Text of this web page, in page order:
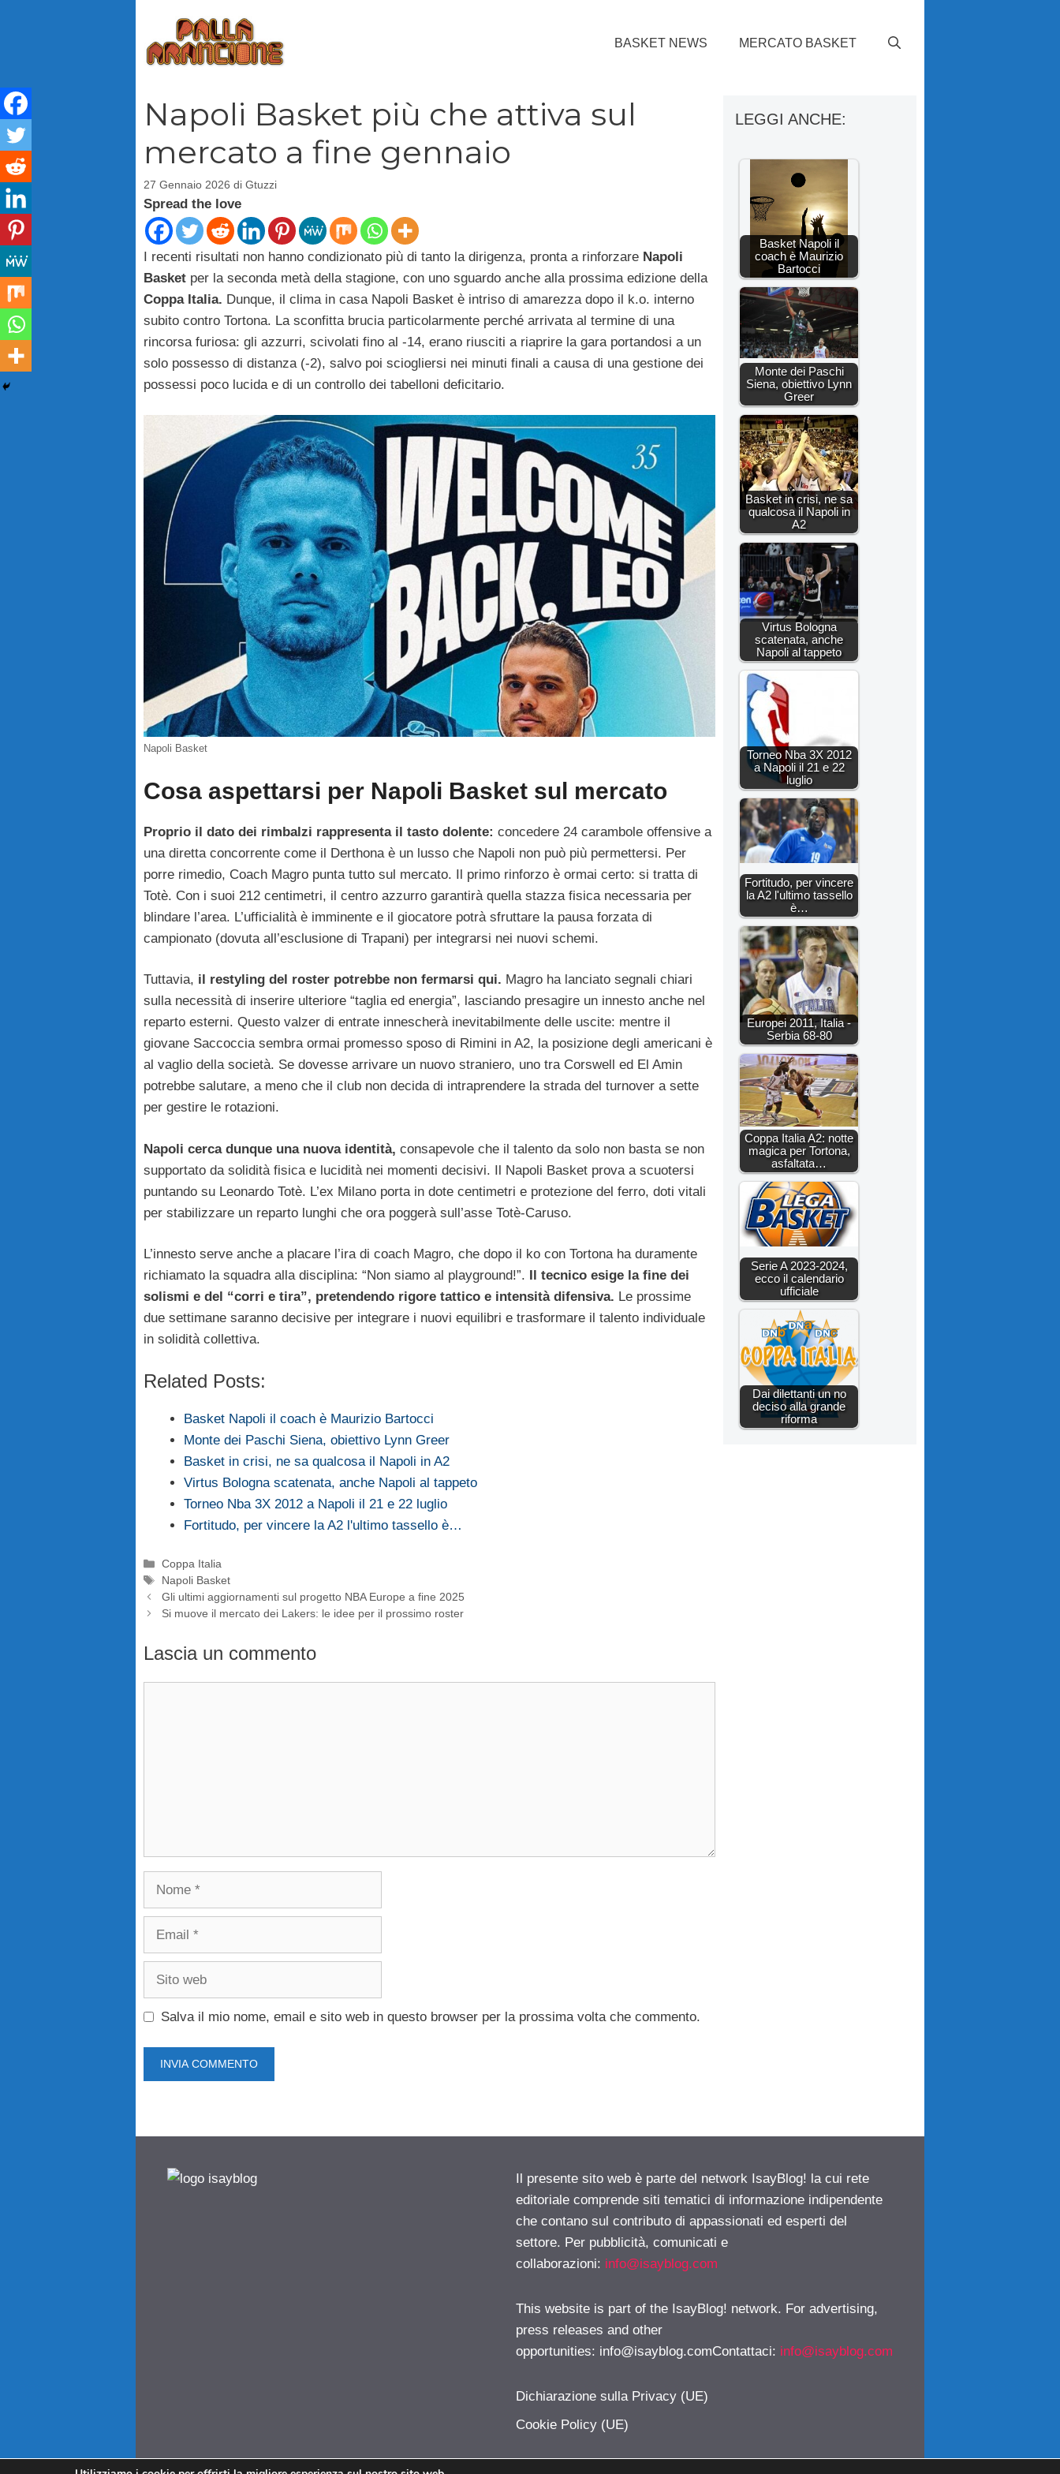
BASKET NEWS MERCATO BASKET
Napoli Basket più che attiva sul
mercato a fine gennaio
27 Gennaio 2026 di Gtuzzi
Spread the love
I recenti risultati non hanno condizionato più di tanto la dirigenza, pronta a rinforzare Napoli
Basket per la seconda metà della stagione, con uno sguardo anche alla prossima edizione della
Coppa Italia. Dunque, il clima in casa Napoli Basket è intriso di amarezza dopo il k.o. interno
subito contro Tortona. La sconfitta brucia particolarmente perché arrivata al termine di una
rincorsa furiosa: gli azzurri, scivolati fino al -14, erano riusciti a riaprire la gara portandosi a un
solo possesso di distanza (-2), salvo poi sciogliersi nei minuti finali a causa di una gestione dei
possessi poco lucida e di un controllo dei tabelloni deficitario.
Napoli Basket
Cosa aspettarsi per Napoli Basket sul mercato
Proprio il dato dei rimbalzi rappresenta il tasto dolente: concedere 24 carambole offensive a
una diretta concorrente come il Derthona è un lusso che Napoli non può più permettersi. Per
porre rimedio, Coach Magro punta tutto sul mercato. Il primo rinforzo è ormai certo: si tratta di
Totè. Con i suoi 212 centimetri, il centro azzurro garantirà quella stazza fisica necessaria per
blindare l’area. L’ufficialità è imminente e il giocatore potrà sfruttare la pausa forzata di
campionato (dovuta all’esclusione di Trapani) per integrarsi nei nuovi schemi.
Tuttavia, il restyling del roster potrebbe non fermarsi qui. Magro ha lanciato segnali chiari
sulla necessità di inserire ulteriore “taglia ed energia”, lasciando presagire un innesto anche nel
reparto esterni. Questo valzer di entrate innescherà inevitabilmente delle uscite: mentre il
giovane Saccoccia sembra ormai promesso sposo di Rimini in A2, la posizione degli americani è
al vaglio della società. Se dovesse arrivare un nuovo straniero, uno tra Corswell ed El Amin
potrebbe salutare, a meno che il club non decida di intraprendere la strada del turnover a sette
per gestire le rotazioni.
Napoli cerca dunque una nuova identità, consapevole che il talento da solo non basta se non
supportato da solidità fisica e lucidità nei momenti decisivi. Il Napoli Basket prova a scuotersi
puntando su Leonardo Totè. L’ex Milano porta in dote centimetri e protezione del ferro, doti vitali
per stabilizzare un reparto lunghi che ora poggerà sull’asse Totè-Caruso.
L’innesto serve anche a placare l’ira di coach Magro, che dopo il ko con Tortona ha duramente
richiamato la squadra alla disciplina: “Non siamo al playground!”.
Il tecnico esige la fine dei
solismi e del “corri e tira”, pretendendo rigore tattico e intensità difensiva. Le prossime
due settimane saranno decisive per integrare i nuovi equilibri e trasformare il talento individuale
in solidità collettiva.
Related Posts:
Basket Napoli il coach è Maurizio Bartocci
Monte dei Paschi Siena, obiettivo Lynn Greer
Basket in crisi, ne sa qualcosa il Napoli in A2
Virtus Bologna scatenata, anche Napoli al tappeto
Torneo Nba 3X 2012 a Napoli il 21 e 22 luglio
Fortitudo, per vincere la A2 l'ultimo tassello è…
Categorie
Coppa Italia
Tag
Napoli Basket
Gli ultimi aggiornamenti sul progetto NBA Europe a fine 2025
Si muove il mercato dei Lakers: le idee per il prossimo roster
Lascia un commento
Salva il mio nome, email e sito web in questo browser per la prossima volta che commento.
LEGGI ANCHE:
Basket Napoli il
coach è Maurizio
Bartocci
Monte dei Paschi
Siena, obiettivo Lynn
Greer
Basket in crisi, ne sa
qualcosa il Napoli in
A2
Virtus Bologna
scatenata, anche
Napoli al tappeto
Torneo Nba 3X 2012
a Napoli il 21 e 22
luglio
Fortitudo, per vincere
la A2 l'ultimo tassello
è…
Europei 2011, Italia -
Serbia 68-80
Coppa Italia A2: notte
magica per Tortona,
asfaltata…
Serie A 2023-2024,
ecco il calendario
ufficiale
Dai dilettanti un no
deciso alla grande
riforma
Il presente sito web è parte del network IsayBlog! la cui rete
editoriale comprende siti tematici di informazione indipendente
che contano sul contributo di appassionati ed esperti del
settore. Per pubblicità, comunicati e
collaborazioni: info@isayblog.com
This website is part of the IsayBlog! network. For advertising,
press releases and other
opportunities: info@isayblog.comContattaci: info@isayblog.com
Dichiarazione sulla Privacy (UE)
Cookie Policy (UE)